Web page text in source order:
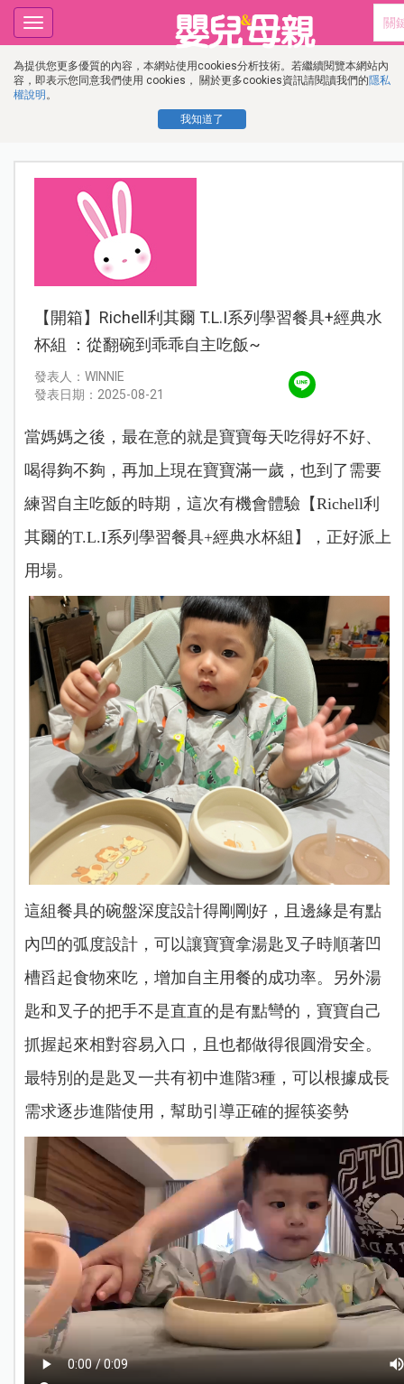
為提供您更多優質的內容，本網站使用cookies分析技術。若繼續閱覽本網站內
容，即表示您同意我們使用 cookies， 關於更多cookies資訊請閱讀我們的隱私
權說明 。
我知道了
Toggle
navigation
【開箱】Richell利其爾 T.L.I系列學習餐具+經典水
杯組 ：從翻碗到乖乖自主吃飯~
發表人：WINNIE
發表日期：2025-08-21
當媽媽之後，最在意的就是寶寶每天吃得好不好、
喝得夠不夠，再加上現在寶寶滿一歲，也到了需要
練習自主吃飯的時期，這次有機會體驗【Richell利
其爾的T.L.I系列學習餐具+經典水杯組】，正好派上
用場。
這組餐具的碗盤深度設計得剛剛好，且邊緣是有點
內凹的弧度設計，可以讓寶寶拿湯匙叉子時順著凹
槽舀起食物來吃，增加自主用餐的成功率。另外湯
匙和叉子的把手不是直直的是有點彎的，寶寶自己
抓握起來相對容易入口，且也都做得很圓滑安全。
最特別的是匙叉一共有初中進階3種，可以根據成長
需求逐步進階使用，幫助引導正確的握筷姿勢